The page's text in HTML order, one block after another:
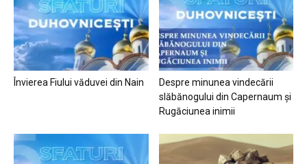
Învierea Fiului văduvei din Nain
Despre minunea vindecării
slăbănogului din Capernaum și
Rugăciunea inimii